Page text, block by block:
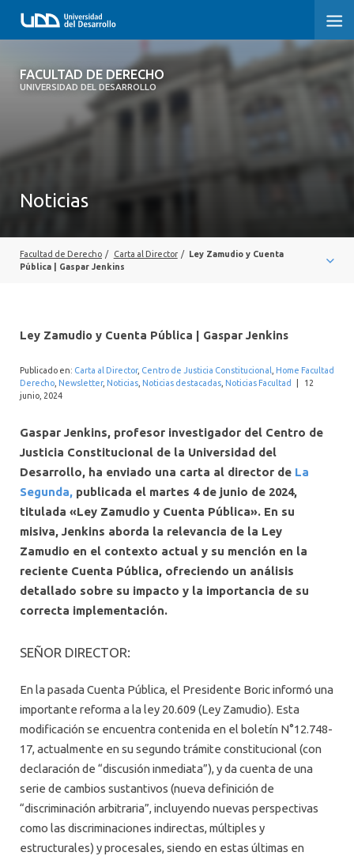
FACULTAD DE DERECHO
UNIVERSIDAD DEL DESARROLLO
FACULTAD DE DERECHO
SOBRE LA FACULTAD
PROFESORES
Noticias
Facultad de Derecho / Carta al Director / Ley Zamudio y Cuenta
Pública | Gaspar Jenkins
Ley Zamudio y Cuenta Pública | Gaspar Jenkins
Publicado en: Carta al Director, Centro de Justicia Constitucional Home Facultad
Derecho Newsletter, Noticias Noticias destacadas Noticias Facultad
12
junio, 2024
Gaspar Jenkins, profesor investigador del Centro de
Justicia Constitucional de la Universidad del
Desarrollo, ha enviado una carta al director de La
Segunda, publicada el martes 4 de junio de 2024,
titulada «Ley Zamudio y Cuenta Pública». En su
misiva, Jenkins aborda la relevancia de la Ley
Zamudio en el contexto actual y su mención en la
reciente Cuenta Pública, ofreciendo un análisis
detallado sobre su impacto y la importancia de su
correcta implementación.
SEÑOR DIRECTOR:
En la pasada Cuenta Pública, el Presidente Boric informó una
importante reforma a la ley 20.609 (Ley Zamudio). Esta
modificación se encuentra contenida en el boletín N°12.748-
17, actualmente en su segundo trámite constitucional (con
declaración de “discusión inmediata”), y da cuenta de una
serie de cambios sustantivos (nueva definición de
“discriminación arbitraria”, incluyendo nuevas perspectivas
como las discriminaciones indirectas, múltiples y
estructurales) y procesales, siendo en estas últimas en